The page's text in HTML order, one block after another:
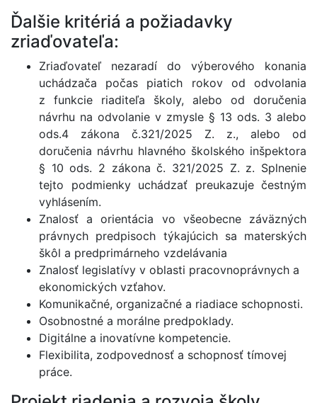
Ďalšie kritériá a požiadavky
zriaďovateľa:
Zriaďovateľ nezaradí do výberového konania
uchádzača počas piatich rokov od odvolania
z funkcie riaditeľa školy, alebo od doručenia
návrhu na odvolanie v zmysle § 13 ods. 3 alebo
ods.4 zákona č.321/2025 Z. z., alebo od
doručenia návrhu hlavného školského inšpektora
§ 10 ods. 2 zákona č. 321/2025 Z. z. Splnenie
tejto podmienky uchádzať preukazuje čestným
vyhlásením.
Znalosť a orientácia vo všeobecne záväzných
právnych predpisoch týkajúcich sa materských
škôl a predprimárneho vzdelávania
Znalosť legislatívy v oblasti pracovnoprávnych a
ekonomických vzťahov.
Komunikačné, organizačné a riadiace schopnosti.
Osobnostné a morálne predpoklady.
Digitálne a inovatívne kompetencie.
Flexibilita, zodpovednosť a schopnosť tímovej
práce.